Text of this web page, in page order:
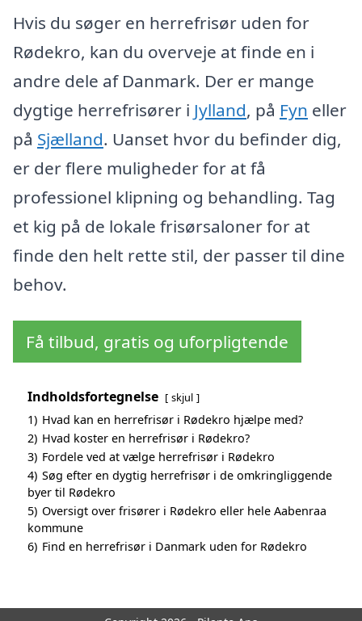
Hvis du søger en herrefrisør uden for
Rødekro, kan du overveje at finde en i
andre dele af Danmark. Der er mange
dygtige herrefrisører i Jylland, på Fyn eller
på Sjælland. Uanset hvor du befinder dig,
er der flere muligheder for at få
professionel klipning og behandling. Tag
et kig på de lokale frisørsaloner for at
finde den helt rette stil, der passer til dine
behov.
Få tilbud, gratis og uforpligtende
Indholdsfortegnelse skjul
1) Hvad kan en herrefrisør i Rødekro hjælpe med?
2) Hvad koster en herrefrisør i Rødekro?
3) Fordele ved at vælge herrefrisør i Rødekro
4) Søg efter en dygtig herrefrisør i de omkringliggende
byer til Rødekro
5) Oversigt over frisører i Rødekro eller hele Aabenraa
kommune
6) Find en herrefrisør i Danmark uden for Rødekro